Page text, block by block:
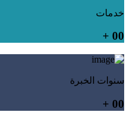
خدمات
00
+
سنوات الخبرة
00
+